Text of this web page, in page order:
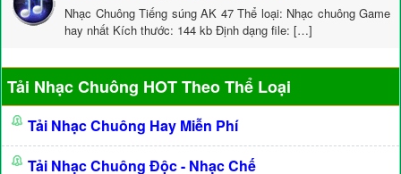
Nhạc Chuông Tiếng súng AK 47 Thể loại: Nhạc chuông Game
hay nhất Kích thước: 144 kb Định dạng file: […]
Tải Nhạc Chuông HOT Theo Thể Loại
Tải Nhạc Chuông Hay Miễn Phí
Tải Nhạc Chuông Độc - Nhạc Chế